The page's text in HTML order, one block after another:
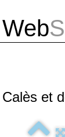
Web
et